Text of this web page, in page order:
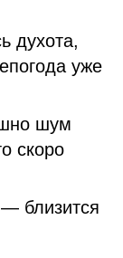
духота,
уже
шум
скоро
близится